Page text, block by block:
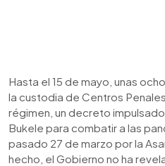
Hasta el 15 de mayo, unas
la custodia de Centros
régimen, un decreto
Bukele para combatir a las
pasado 27 de marzo por la
hecho, el Gobierno no ha